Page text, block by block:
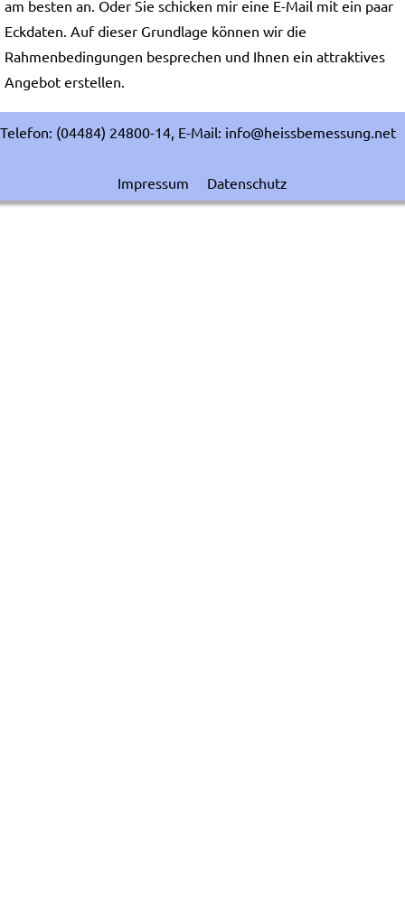
am besten an. Oder Sie schicken mir eine E-Mail mit ein paar
Eckdaten. Auf dieser Grundlage können wir die
Rahmenbedingungen besprechen und Ihnen ein attraktives
Angebot erstellen.
Telefon: (04484) 24800-14, E-Mail: info@heissbemessung.net
Impressum Datenschutz